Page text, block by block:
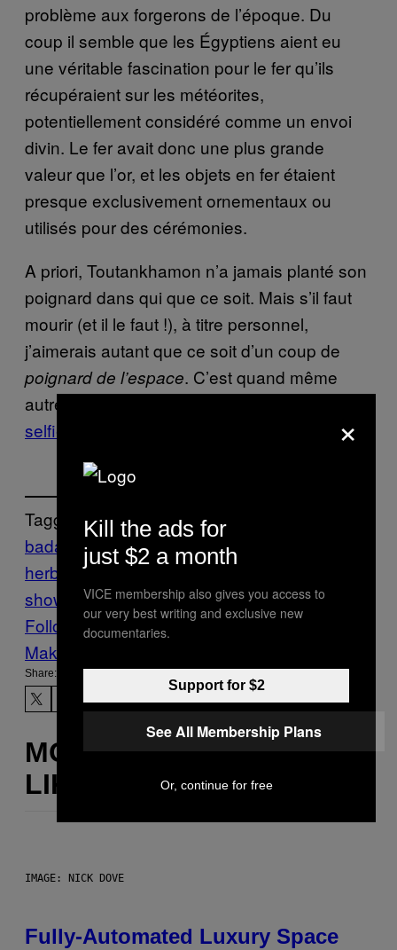
problème aux forgerons de l’époque. Du
coup il semble que les Égyptiens aient eu
une véritable fascination pour le fer qu’ils
récupéraient sur les météorites,
potentiellement considéré comme un envoi
divin. Le fer avait donc une plus grande
valeur que l’or, et les objets en fer étaient
presque exclusivement ornementaux ou
utilisés pour des cérémonies.
A priori, Toutankhamon n’a jamais planté son
poignard dans qui que ce soit. Mais s’il faut
mourir (et il le faut !), à titre personnel,
j’aimerais autant que ce soit d’un coup de
poignard de l’espace. C’est quand même
autre chose que d’être
selfie stick
Tagged:
badass
découvertes egypte
herboard motherboard
show
Tech Toutankhamon
Follow Us On Discover
Make Us Preferred In Top Stories
Share:
MORE
LIKE THIS
IMAGE: NICK DOVE
Fully-Automated Luxury Space
×
Kill the ads for
just $2 a month
VICE membership also gives you access to
our very best writing and exclusive new
documentaries.
Support for $2
See All Membership Plans
Or, continue for free